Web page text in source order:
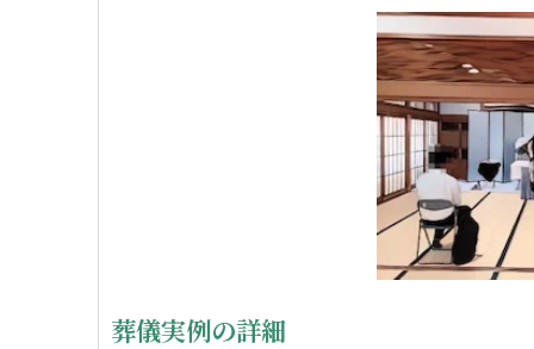
葬儀実例の詳細